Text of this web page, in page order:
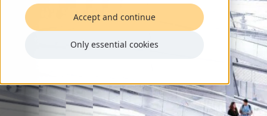
Accept and continue
Only essential cookies